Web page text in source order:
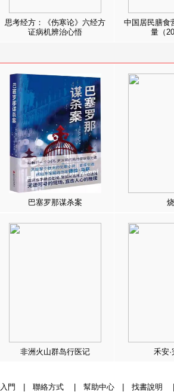
思考经方：《伤寒论》六经方
证病机辨治心悟
中国居民膳食
量（
巴塞罗那谋杀案
非洲火山群岛行医记 禾安
門 聯絡方式| 幫助中心| 找書說明